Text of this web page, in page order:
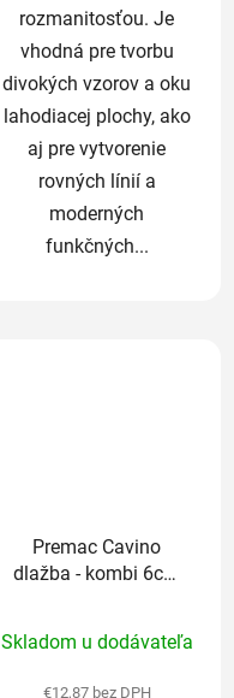
rozmanitosťou. Je
vhodná pre tvorbu
divokých vzorov a oku
lahodiacej plochy, ako
aj pre vytvorenie
rovných línií a
moderných
funkčných...
Premac Cavino
dlažba - kombi 6cm
hodnotenie
produktu
Skladom u dodávateľa
€12,87 bez DPH